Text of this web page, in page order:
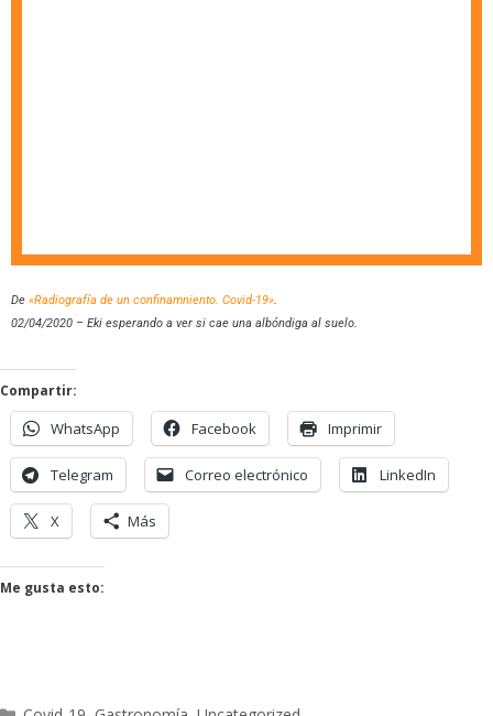
De «Radiografía de un confinamniento. Covid-19».
02/04/2020 – Eki esperando a ver si cae una albóndiga al suelo.
Compartir:
WhatsApp Facebook Imprimir
Telegram Correo electrónico LinkedIn
X Más
Me gusta esto: